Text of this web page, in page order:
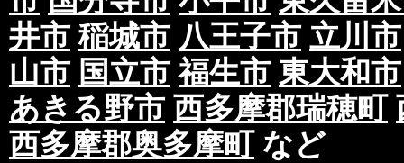
井市 稲城市 八王子市 立川市
山市 国立市 福生市 東大和市
あきる野市 西多摩郡瑞穂町
西多摩郡奥多摩町など